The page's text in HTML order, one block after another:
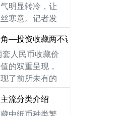
明显转冷，让
寒意。记者发
年还热浪滚滚
市场，现在同
，包括第四套人
念
—投资收藏两不误
人民币收藏价
的双重呈现，
了前所未有的
多无缘与大面
便退而求其
流分类介绍
纸币种类繁